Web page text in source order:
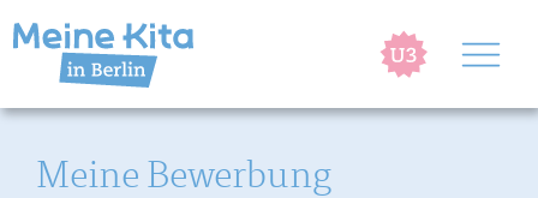
Meine Bewerbung